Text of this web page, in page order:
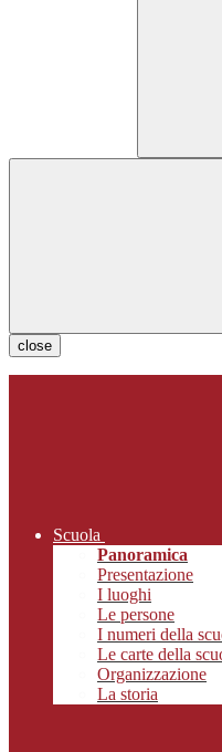
close
Scuola
Panoramica
Presentazione
I luoghi
Le persone
I numeri della
Le carte della
Organizzazione
La storia